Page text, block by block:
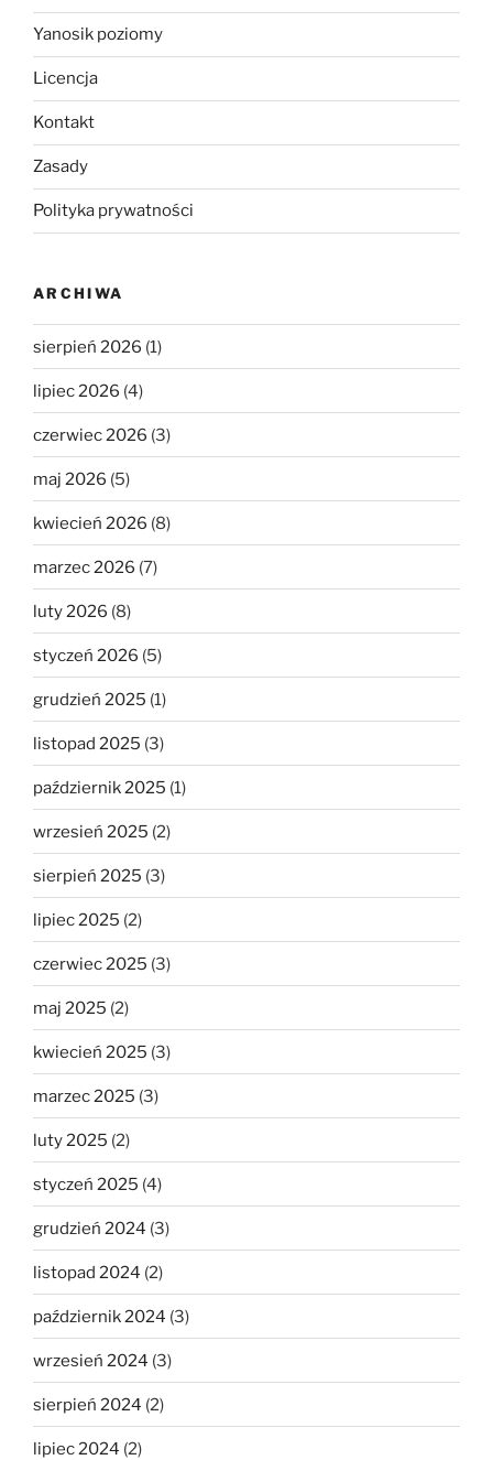
Yanosik poziomy
Licencja
Kontakt
Zasady
Polityka prywatności
ARCHIWA
sierpień 2026 (1)
lipiec 2026 (4)
czerwiec 2026 (3)
maj 2026 (5)
kwiecień 2026 (8)
marzec 2026 (7)
luty 2026 (8)
styczeń 2026 (5)
grudzień 2025 (1)
listopad 2025 (3)
październik 2025 (1)
wrzesień 2025 (2)
sierpień 2025 (3)
lipiec 2025 (2)
czerwiec 2025 (3)
maj 2025 (2)
kwiecień 2025 (3)
marzec 2025 (3)
luty 2025 (2)
styczeń 2025 (4)
grudzień 2024 (3)
listopad 2024 (2)
październik 2024 (3)
wrzesień 2024 (3)
sierpień 2024 (2)
lipiec 2024 (2)